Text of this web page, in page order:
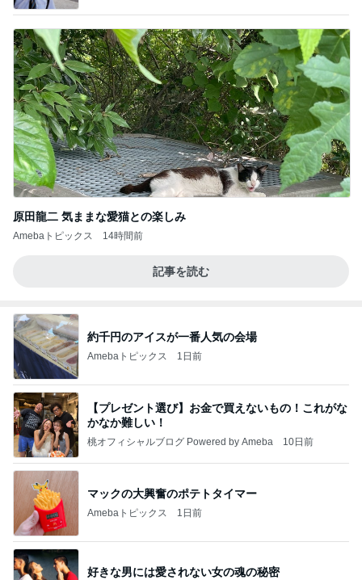
原田龍二 気ままな愛猫との楽しみ
Amebaトピックス 14時間前
記事を読む
約千円のアイスが一番人気の会場
Amebaトピックス 1日前
【プレゼント選び】お金で買えないもの！これがな
かなか難しい！
桃オフィシャルブログ Powered by Ameba 10日前
マックの大興奮のポテトタイマー
Amebaトピックス 1日前
好きな男には愛されない女の魂の秘密